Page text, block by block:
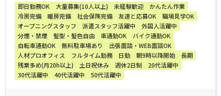
即日勤務OK 大量募集(10人以上) 未経験歓迎
かんたん作業
冷房完備
暖房完備 社会保険完備 友達と応募OK
職場見学OK
オープニングスタッフ
派遣スタッフ活躍中
外国人活躍中
分煙・禁煙
髪型・髪色自由 車通勤OK
バイク通勤OK
自転車通勤OK
無料駐車場あり
出張面談・WEB面談OK
人材プロオフィス
フルタイム勤務 日勤 朝9時以降開始
長期
残業多め(月20h以上)
土日祝休み 週休2日制
20代活躍中
30代活躍中
40代活躍中 50代活躍中